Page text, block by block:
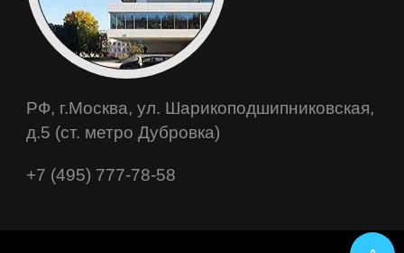
РФ, г.Москва, ул. Шарикоподшипниковская,
д.5 (ст. метро Дубровка)
+7 (495) 777-78-58